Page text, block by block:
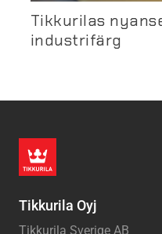
Tikkurilas
industrifärg
Tikkurila Oyj
Tikkurila Sverige AB